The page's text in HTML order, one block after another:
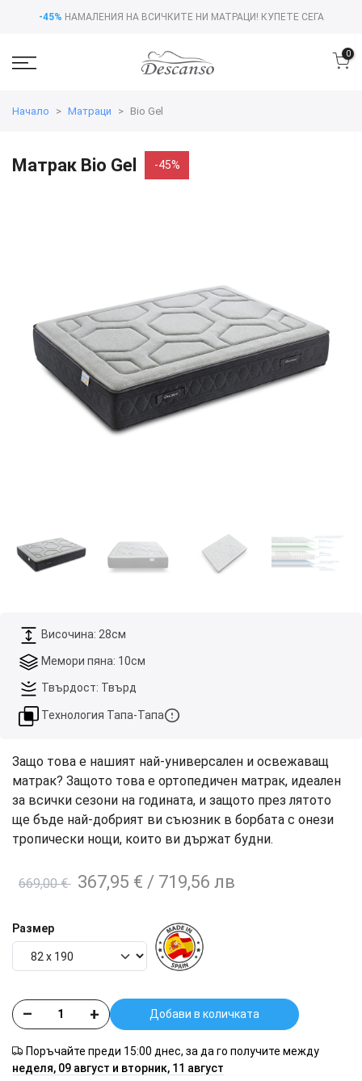
-45% НАМАЛЕНИЯ НА ВСИЧКИТЕ НИ МАТРАЦИ! КУПЕТЕ СЕГА
0
Начало Матраци Bio Gel
Матрак Bio Gel -45%
Височина: 28см
Мемори пяна: 10см
Твърдост: Твърд
Технология Тапа-Тапа
Защо това е нашият най-универсален и освежаващ
матрак? Защото това е ортопедичен матрак, идеален
за всички сезони на годината, и защото през лятото
ще бъде най-добрият ви съюзник в борбата с онези
тропически нощи, които ви държат будни.
669,00 € 367,95 € / 719,56 лв
Размер
– + Добави в количката
Поръчайте преди 15:00 днес, за да го получите между
неделя, 09 август и вторник, 11 август